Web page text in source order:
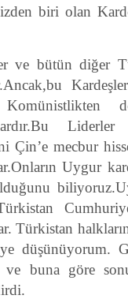
biri olan
ve bütün diğer
Liderler
Çin’e mecbur
Uygur
Türkistan
düşünüyorum.
ve buna göre